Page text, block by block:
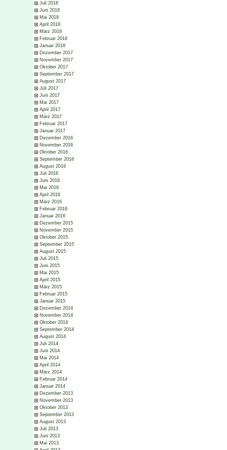
Juli 2018
Juni 2018
Mai 2018
April 2018
März 2018
Februar 2018
Januar 2018
Dezember 2017
November 2017
Oktober 2017
September 2017
August 2017
Juli 2017
Juni 2017
Mai 2017
April 2017
März 2017
Februar 2017
Januar 2017
Dezember 2016
November 2016
Oktober 2016
September 2016
August 2016
Juli 2016
Juni 2016
Mai 2016
April 2016
März 2016
Februar 2016
Januar 2016
Dezember 2015
November 2015
Oktober 2015
September 2015
August 2015
Juli 2015
Juni 2015
Mai 2015
April 2015
März 2015
Februar 2015
Januar 2015
Dezember 2014
November 2014
Oktober 2014
September 2014
August 2014
Juli 2014
Juni 2014
Mai 2014
April 2014
März 2014
Februar 2014
Januar 2014
Dezember 2013
November 2013
Oktober 2013
September 2013
August 2013
Juli 2013
Juni 2013
Mai 2013